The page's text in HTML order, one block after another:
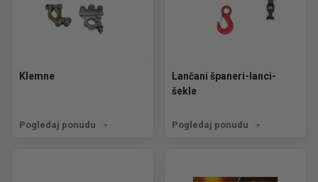
Klemne
Pogledaj ponudu
Lančani španeri-lanci-
šekle
Pogledaj ponudu